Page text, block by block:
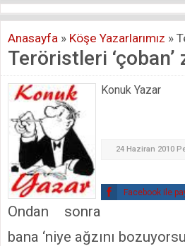
Anasayfa » Köşe Yazarlarımız »
Teröristleri
Konuk Yazar
24 Haziran 2010
Facebook ile
Ondan sonra
bana ‘niye ağzını